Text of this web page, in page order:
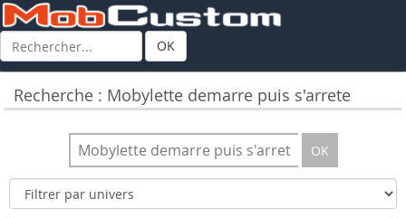
OK
Recherche : Mobylette demarre puis s'arrete
OK